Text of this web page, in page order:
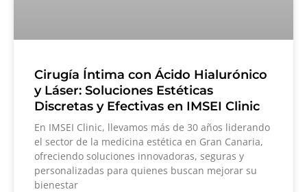
Cirugía Íntima con Ácido Hialurónico
y Láser: Soluciones Estéticas
Discretas y Efectivas en IMSEI Clinic
En IMSEI Clinic, llevamos más de 30 años liderando
el sector de la medicina estética en Gran Canaria,
ofreciendo soluciones innovadoras, seguras y
personalizadas para quienes buscan mejorar su
bienestar